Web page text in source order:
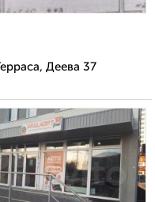
Деева 37